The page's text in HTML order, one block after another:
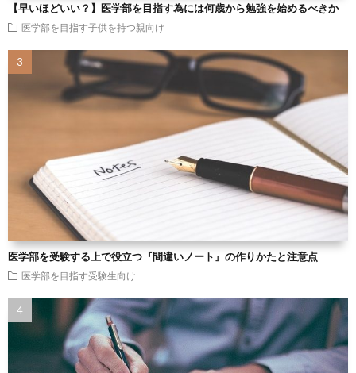
【早いほどいい？】医学部を目指す為には何歳から勉強を始めるべきか
医学部を目指す子供を持つ親向け
医学部を受験する上で役立つ『間違いノート』の作りかたと注意点
医学部を目指す受験生向け